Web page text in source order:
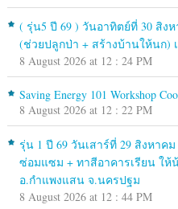
( รุ่น5 ปี 69 ) วันอาทิตย์ที่ 30 สิง
(ช่วยปลูกป่า + สร้างบ้านให้นก)
8 August 2026 at 12 : 24 PM
Saving Energy 101 Workshop
8 August 2026 at 12 : 22 PM
รุ่น 1 ปี 69 วันเสาร์ที่ 29 สิงหาค
ซ่อมแซม + ทาสีอาคารเรียน ให้
อ.กำแพงแสน จ.นครปฐม
8 August 2026 at 12 : 44 PM